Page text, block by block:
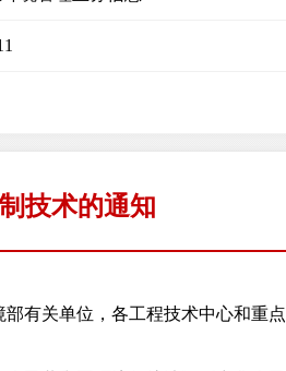
技术的通知
有关单位，各工程技术中心和重点